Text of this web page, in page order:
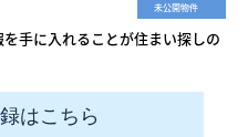
未公開物件
手に入れることが住まい探しの
はこちら